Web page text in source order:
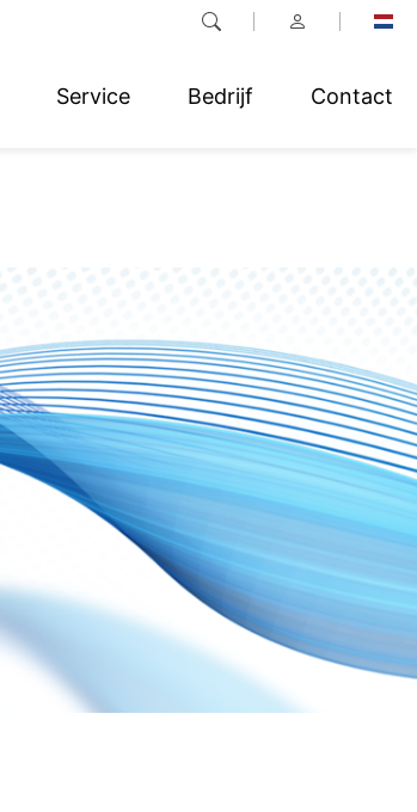
Service Bedrijf Contact